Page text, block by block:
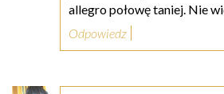
allegro połowę taniej. Nie
Odpowiedz